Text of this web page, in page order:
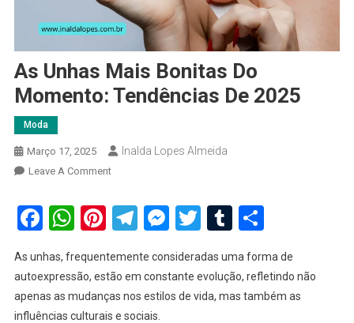
As Unhas Mais Bonitas Do
Momento: Tendências De 2025
Moda
Março 17, 2025 Inalda Lopes Almeida
Leave A CommentOn
Unhas
Mais
Do
Momento:
Tendências
De
Facebook
WhatsApp
Pinterest
Telegram
Messenger
TwitterTumblr
Share
As unhas, frequentemente consideradas uma forma de
autoexpressão, estão em constante evolução, refletindo não
apenas as mudanças nos estilos de vida, mas também as
influências culturais e sociais.